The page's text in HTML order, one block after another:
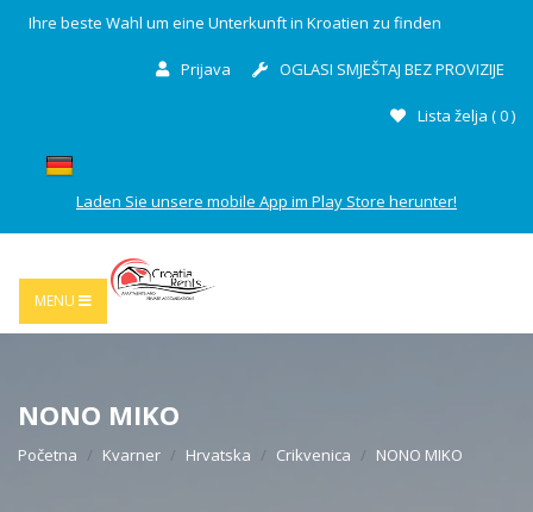
Ihre beste Wahl um eine Unterkunft in Kroatien zu finden
Prijava OGLASI SMJEŠTAJ BEZ PROVIZIJE
Lista želja (0)
Laden Sie unsere mobile App im Play Store herunter!
MENU
NONO MIKO
Početna Kvarner Hrvatska Crikvenica NONO MIKO